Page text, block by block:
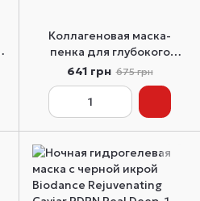
Коллагеновая маска-
пенка для глубокого
очищения Biodance
Collagen Mask to Foam
Cleanser 150 мл
641 грн 675 грн